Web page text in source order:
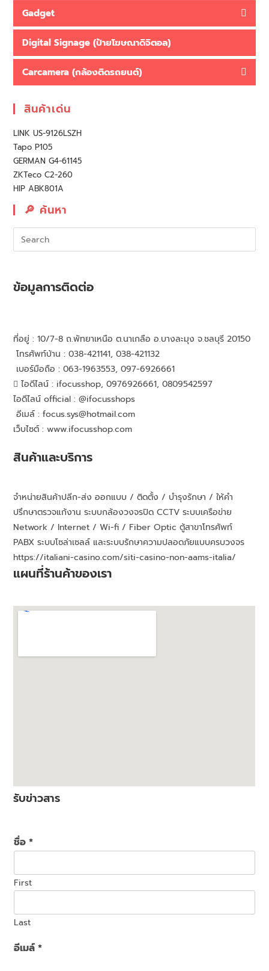
Gadget
Digital Signage (ป้ายโฆษณาดิจิตอล)
Carcamera (กล้องติดรถยนต์)
สินค้าเด่น
LINK US-9126LSZH
Tapo P105
GERMAN G4-61145
ZKTeco C2-260
HIP ABK801A
🔎︎ ค้นหา
ข้อมูลการติดต่อ
ที่อยู่ : 10/7-8 ถ.พัทยาเหนือ ต.นาเกลือ อ.บางละมุง จ.ชลบุรี 20150
โทรศัพท์บ้าน : 038-421141, 038-421132
เบอร์มือถือ : 063-1963553, 097-6926661
ไอดีไลน์ : ifocusshop, 0976926661,0809542597
ไอดีไลน์ official : @ifocusshops
อีเมล์ : focus.sys@hotmail.com
เว็บไซต์ : www.ifocusshop.com
สินค้าและบริการ
จำหน่ายสินค้าปลีก-ส่ง ออกแบบ / ติดตั้ง / บำรุงรักษา / ให้คำ
ปรึกษาตรวจแก้งาน ระบบกล้องวงจรปิด CCTV ระบบเครือข่าย
Network / Internet / Wi-fi / Fiber Optic ตู้สาขาโทรศัพท์
PABX ระบบโซล่าเซลล์ และระบบรักษาความปลอดภัยแบบครบวงจร
https://italiani-casino.com/siti-casino-non-aams-italia/
แผนที่ร้านค้าของเรา
รับข่าวสาร
ชื่อ*
First
Last
อีเมล์*